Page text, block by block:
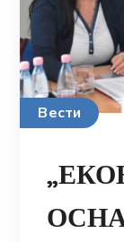
Вести